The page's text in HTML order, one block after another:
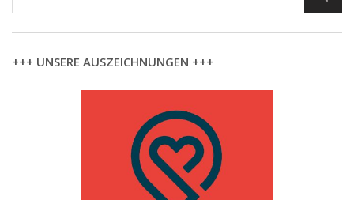
+++ UNSERE AUSZEICHNUNGEN +++